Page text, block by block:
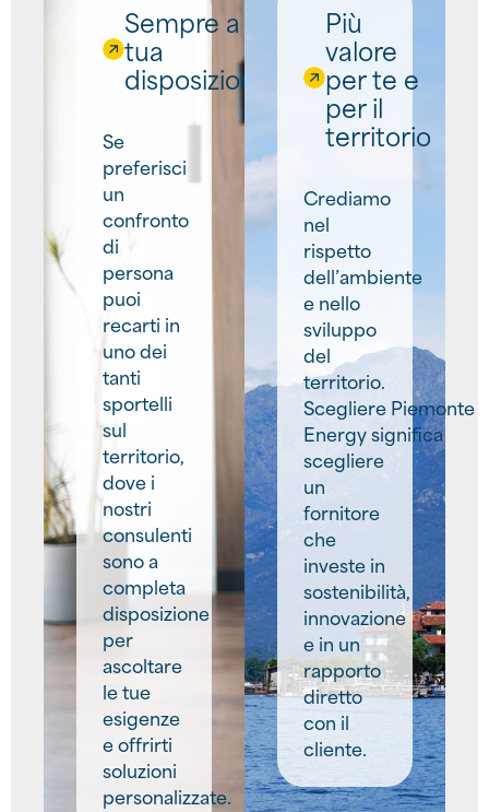
Sempre a
tua
disposizione
Se
preferisci
un
confronto
di
persona
puoi
recarti in
uno dei
tanti
sportelli
sul
territorio,
dove i
nostri
consulenti
sono a
completa
disposizione
per
ascoltare
le tue
esigenze
e offrirti
soluzioni
personalizzate.
Più
valore
per te e
per il
territorio
Crediamo
nel
rispetto
dell’ambiente
e nello
sviluppo
del
territorio.
Scegliere Piemonte
Energy significa
scegliere
un
fornitore
che
investe in
sostenibilità,
innovazione
e in un
rapporto
diretto
con il
cliente.